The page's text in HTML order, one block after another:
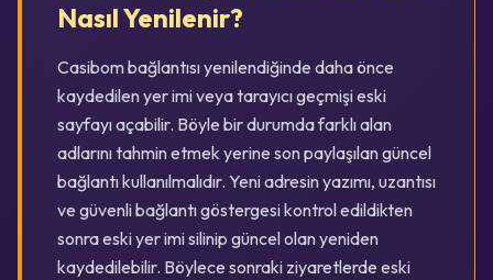
Nasıl Yenilenir?
Casibom bağlantısı yenilendiğinde daha önce
kaydedilen yer imi veya tarayıcı geçmişi eski
sayfayı açabilir. Böyle bir durumda farklı alan
adlarını tahmin etmek yerine son paylaşılan güncel
bağlantı kullanılmalıdır. Yeni adresin yazımı, uzantısı
ve güvenli bağlantı göstergesi kontrol edildikten
sonra eski yer imi silinip güncel olan yeniden
kaydedilebilir. Böylece sonraki ziyaretlerde eski